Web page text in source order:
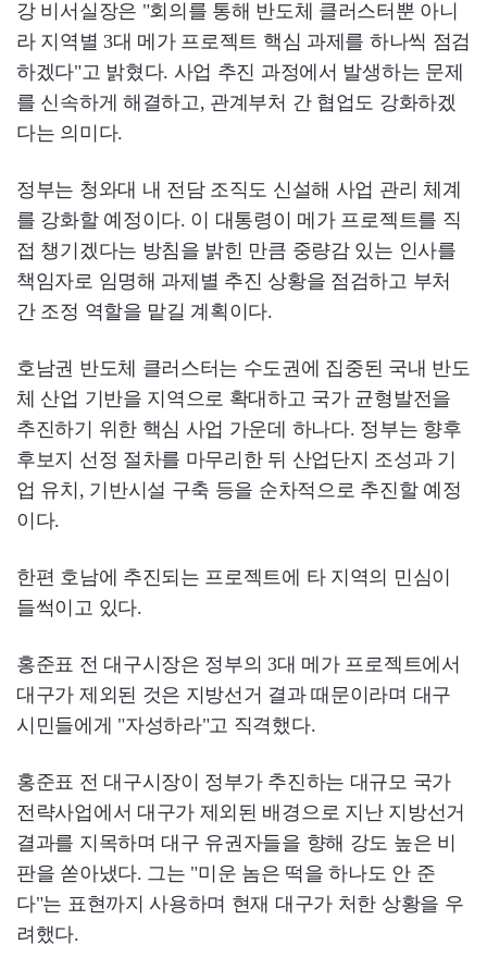
강 비서실장은 "회의를 통해 반도체 클러스터뿐 아니
라 지역별 3대 메가 프로젝트 핵심 과제를 하나씩 점검
하겠다"고 밝혔다. 사업 추진 과정에서 발생하는 문제
를 신속하게 해결하고, 관계부처 간 협업도 강화하겠
다는 의미다.
정부는 청와대 내 전담 조직도 신설해 사업 관리 체계
를 강화할 예정이다. 이 대통령이 메가 프로젝트를 직
접 챙기겠다는 방침을 밝힌 만큼 중량감 있는 인사를
책임자로 임명해 과제별 추진 상황을 점검하고 부처
간 조정 역할을 맡길 계획이다.
호남권 반도체 클러스터는 수도권에 집중된 국내 반도
체 산업 기반을 지역으로 확대하고 국가 균형발전을
추진하기 위한 핵심 사업 가운데 하나다. 정부는 향후
후보지 선정 절차를 마무리한 뒤 산업단지 조성과 기
업 유치, 기반시설 구축 등을 순차적으로 추진할 예정
이다.
한편 호남에 추진되는 프로젝트에 타 지역의 민심이
들썩이고 있다.
홍준표 전 대구시장은 정부의 3대 메가 프로젝트에서
대구가 제외된 것은 지방선거 결과 때문이라며 대구
시민들에게 "자성하라"고 직격했다.
홍준표 전 대구시장이 정부가 추진하는 대규모 국가
전략사업에서 대구가 제외된 배경으로 지난 지방선거
결과를 지목하며 대구 유권자들을 향해 강도 높은 비
판을 쏟아냈다. 그는 "미운 놈은 떡을 하나도 안 준
다"는 표현까지 사용하며 현재 대구가 처한 상황을 우
려했다.